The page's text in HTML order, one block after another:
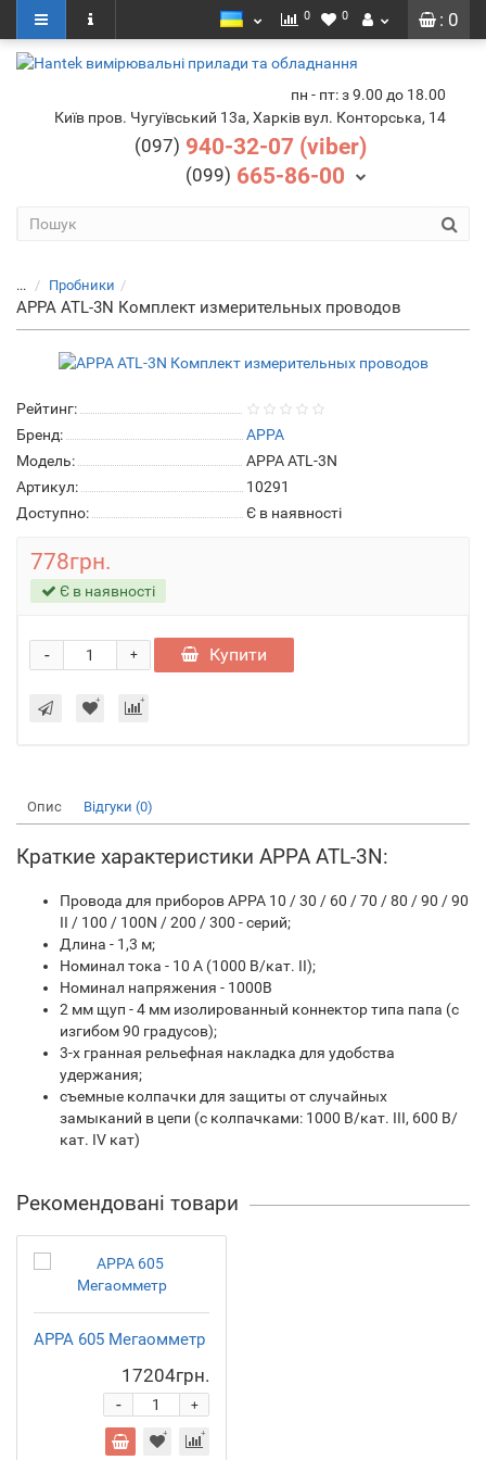
: 0
0 0
пн - пт: з 9.00 до 18.00
Київ пров. Чугуївський 13а, Харків вул. Конторська, 14
(097) 940-32-07 (viber)
(099) 665-86-00
... Пробники
APPA ATL-3N Комплект измерительных проводов
Рейтинг:
Бренд:
APPA
Модель:
APPA ATL-3N
Артикул:
10291
Доступно:
Є в наявності
778грн.
Є в наявності
+
- Купити
Опис Відгуки (0)
Краткие характеристики APPA ATL-3N:
Провода для приборов APPA 10 / 30 / 60 / 70 / 80 / 90 / 90
ІІ / 100 / 100N / 200 / 300 - серий;
Длина - 1,3 м;
Номинал тока - 10 A (1000 В/кат. II);
Номинал напряжения - 1000B
2 мм щуп - 4 мм изолированный коннектор типа папа (с
изгибом 90 градусов);
3-х гранная рельефная накладка для удобства
удержания;
съемные колпачки для защиты от случайных
замыканий в цепи (с колпачками: 1000 В/кат. III, 600 В/
кат. IV кат)
Рекомендовані товари
APPA 605 Мегаомметр
17204грн.
+
-